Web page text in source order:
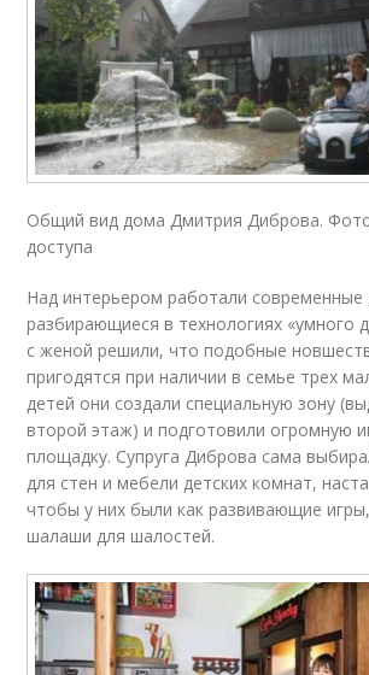
Общий вид дома Дмитрия Диброва.
доступа
Над интерьером работали современные
разбирающиеся в технологиях «умного
с женой решили, что подобные
пригодятся при наличии в семье трех
детей они создали специальную зону
второй этаж) и подготовили огромную
площадку. Супруга Диброва сама
для стен и мебели детских комнат,
чтобы у них были как развивающие
шалаши для шалостей.